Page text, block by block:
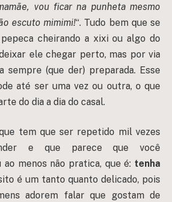
vou ficar na punheta mesmo
escuto mimimi!“. Tudo bem que se
cheirando a xixi ou algo do
ele chegar perto, mas por via
sempre (que der) preparada. Esse
até ser uma vez ou outra, o que
do dia a dia do casal.
tem que ser repetido mil vezes
e que parece que você
ao menos não pratica, que é: tenha
é um tanto quanto delicado, pois
adorem falar que gostam de